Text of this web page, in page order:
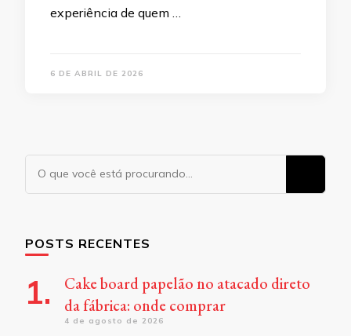
experiência de quem …
6 DE ABRIL DE 2026
Procurando
POSTS RECENTES
Cake board papelão no atacado direto
da fábrica: onde comprar
4 de agosto de 2026